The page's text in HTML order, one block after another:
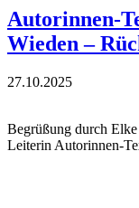
Autorinnen-
Wieden –
27.10.2025
Begrüßung durch
Leiterin Autorinnen-